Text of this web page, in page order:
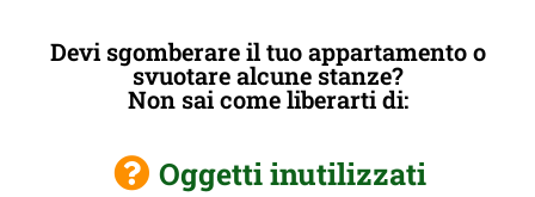
Devi sgomberare il tuo appartamento o
svuotare alcune stanze?
Non sai come liberarti di:
Oggetti inutilizzati